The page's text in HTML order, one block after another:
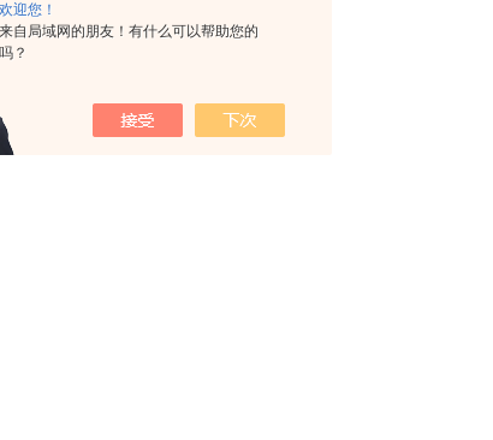
欢迎您！
来自局域网的朋友！有什么可以帮助您的
吗？